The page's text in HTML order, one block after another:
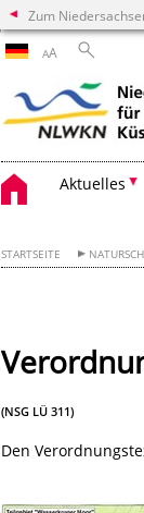
Zum
AA
Aktuelles
STARTSEITE
(NSG LÜ 311)
Den